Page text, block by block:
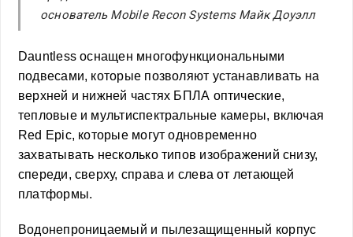
основатель Mobile Recon Systems Майк Доуэлл
Dauntless оснащен многофункциональными
подвесами, которые позволяют устанавливать на
верхней и нижней частях БПЛА оптические,
тепловые и мультиспектральные камеры, включая
Red Epic, которые могут одновременно
захватывать несколько типов изображений снизу,
спереди, сверху, справа и слева от летающей
платформы.
Водонепроницаемый и пылезащищенный корпус